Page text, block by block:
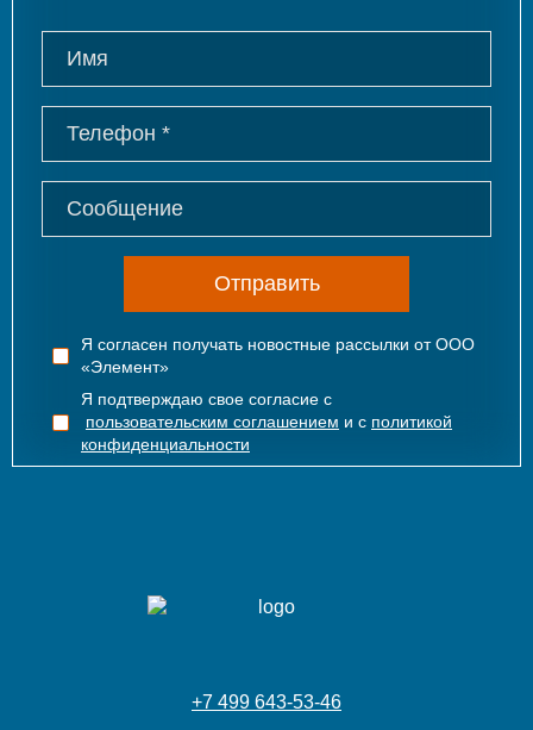
Отправить
Я согласен получать новостные рассылки от ООО
«Элемент»
Я подтверждаю свое согласие с
пользовательским соглашением и с политикой
конфиденциальности
+7 499 643-53-46